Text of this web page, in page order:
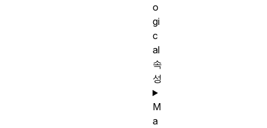
o
gi
c
al
속
성
M
a